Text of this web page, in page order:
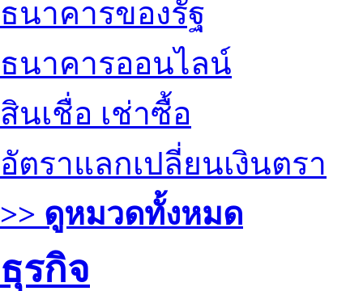
ธนาคารของรัฐ
ธนาคารออนไลน์
สินเชื่อ เช่าซื้อ
อัตราแลกเปลี่ยนเงินตรา
>> ดูหมวดทั้งหมด
ธุรกิจ